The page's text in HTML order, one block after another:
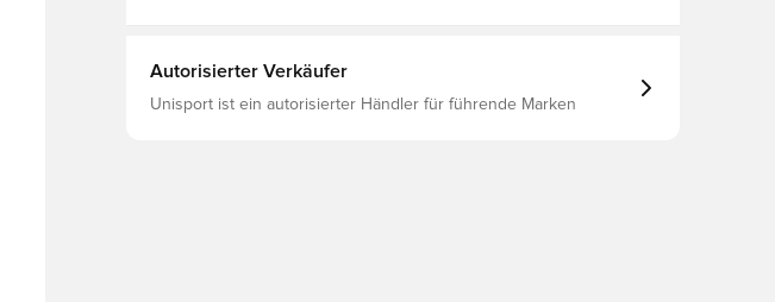
Autorisierter Verkäufer
Unisport ist ein autorisierter Händler für führende Marken